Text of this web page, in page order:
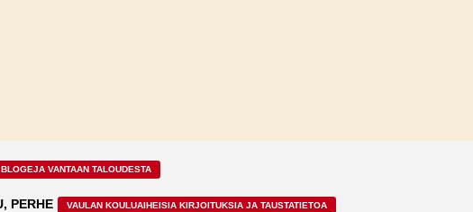
VANTAAN TALOUDESTA
PERHE VAULAN KOULUAIHEISIA KIRJOITUKSIA JA TAUSTATIETOA